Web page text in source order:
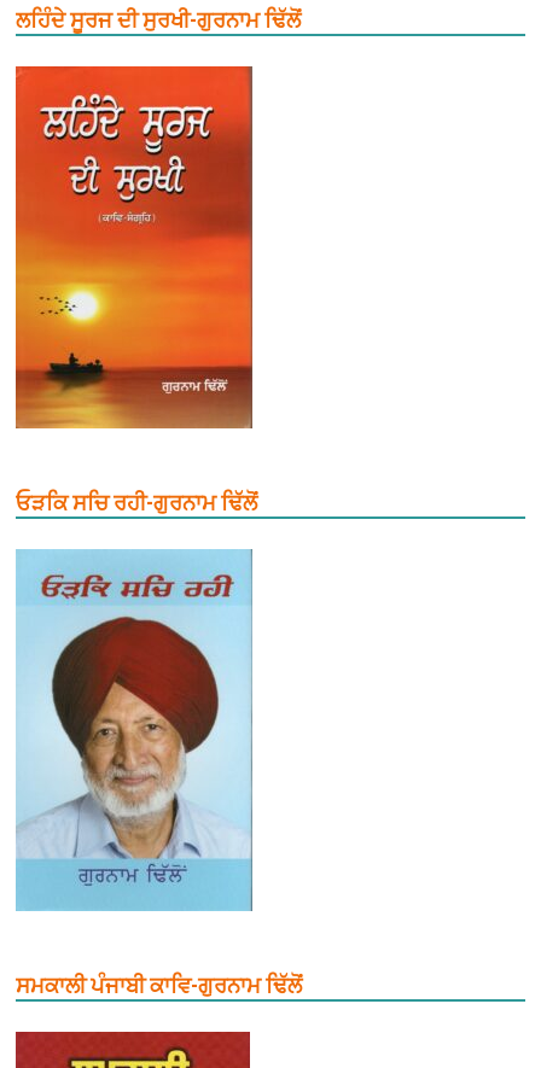
ਲਹਿੰਦੇ ਸੂਰਜ ਦੀ ਸੁਰਖੀ-ਗੁਰਨਾਮ ਢਿੱਲੋਂ
ਓੜਕਿ ਸਚਿ ਰਹੀ-ਗੁਰਨਾਮ ਢਿੱਲੋਂ
ਸਮਕਾਲੀ ਪੰਜਾਬੀ ਕਾਵਿ-ਗੁਰਨਾਮ ਢਿੱਲੋਂ